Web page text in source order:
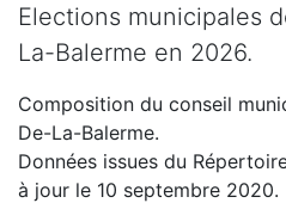
Elections municipales
La-Balerme en 2026.
Composition du conseil
De-La-Balerme.
Données issues du
à jour le 10 septembre 2020.